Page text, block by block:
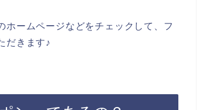
ームページなどをチェックして、フ
だきます♪